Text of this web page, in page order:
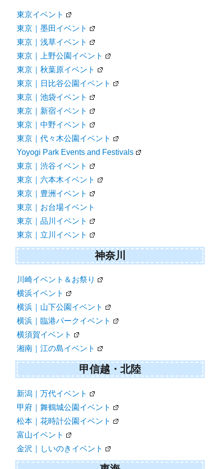
東京イベント
東京｜墨田イベント
東京｜浅草イベント
東京｜上野公園イベント
東京｜秋葉原イベント
東京｜日比谷公園イベント
東京｜池袋イベント
東京｜新宿イベント
東京｜中野イベント
東京｜代々木公園イベント
Yoyogi Park Events and Festivals
東京｜渋谷イベント
東京｜六本木イベント
東京｜豊洲イベント
東京｜お台場イベント
東京｜品川イベント
東京｜立川イベント
神奈川
川崎イベント＆お祭り
横浜イベント
横浜｜山下公園イベント
横浜｜臨港パークイベント
横須賀イベント
湘南｜江の島イベント
甲信越・北陸
新潟｜万代イベント
甲府｜舞鶴城公園イベント
松本｜花時計公園イベント
富山イベント
金沢｜しいのきイベント